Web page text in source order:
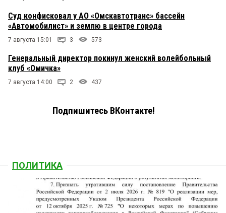
Суд конфисковал у АО «Омскавтотранс» бассейн
«Автомобилист» и землю в центре города
7 августа 15:01 3 573
Генеральный директор покинул женский волейбольный
клуб «Омичка»
7 августа 14:00 2 437
Подпишитесь ВКонтакте!
ПОЛИТИКА